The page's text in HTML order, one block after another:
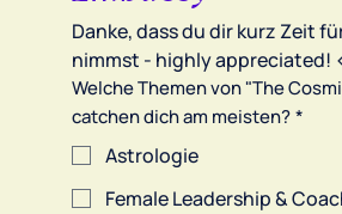
Danke, dass du dir kurz Zeit
nimmst - highly appreciated!
Welche Themen von "The
catchen dich am meisten?*
Astrologie
Female Leadership &